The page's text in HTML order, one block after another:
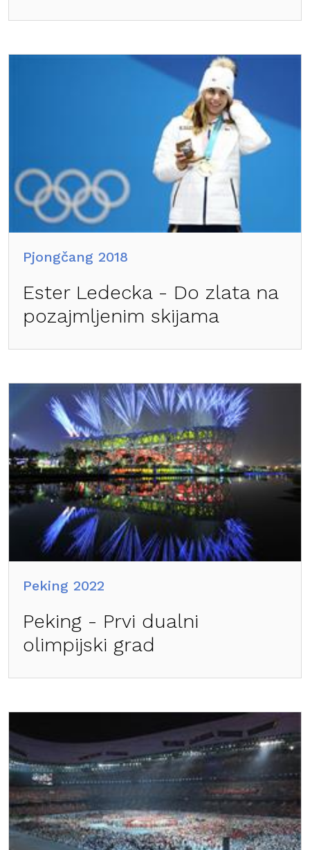
Pjongčang 2018
Ester Ledecka - Do zlata na
pozajmljenim skijama
Peking 2022
Peking - Prvi dualni
olimpijski grad